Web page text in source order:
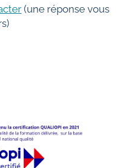
(une réponse vous